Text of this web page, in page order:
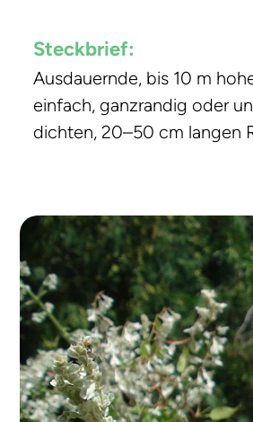
Steckbrief:
Ausdauernde, bis 10 m
einfach, ganzrandig oder
dichten, 20–50 cm langen